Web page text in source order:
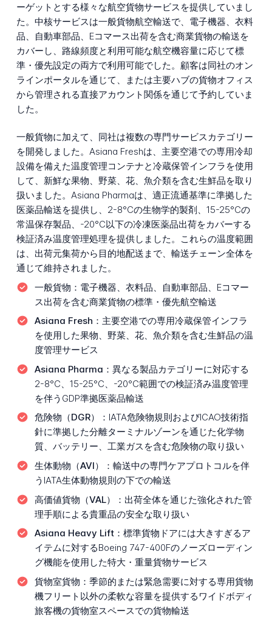
ーゲットとする様々な航空貨物サービスを提供していまし
た。中核サービスは一般貨物航空輸送で、電子機器、衣料
品、自動車部品、Eコマース出荷を含む商業貨物の輸送を
カバーし、路線頻度と利用可能な航空機容量に応じて標
準・優先設定の両方で利用可能でした。顧客は同社のオン
ラインポータルを通じて、または主要ハブの貨物オフィス
から管理される直接アカウント関係を通じて予約していま
した。
一般貨物に加えて、同社は複数の専門サービスカテゴリー
を開発しました。Asiana Freshは、主要空港での専用冷却
設備を備えた温度管理コンテナと冷蔵保管インフラを使用
して、新鮮な果物、野菜、花、魚介類を含む生鮮品を取り
扱いました。Asiana Pharmaは、適正流通基準に準拠した
医薬品輸送を提供し、2-8°Cの生物学的製剤、15-25°Cの
常温保存製品、-20°C以下の冷凍医薬品出荷をカバーする
検証済み温度管理処理を提供しました。これらの温度範囲
は、出荷元集荷から目的地配送まで、輸送チェーン全体を
通じて維持されました。
一般貨物： 電子機器、衣料品、自動車部品、Eコマー
ス出荷を含む商業貨物の標準・優先航空輸送
Asiana Fresh： 主要空港での専用冷蔵保管インフラ
を使用した果物、野菜、花、魚介類を含む生鮮品の温
度管理サービス
Asiana Pharma： 異なる製品カテゴリーに対応する
2-8°C、15-25°C、-20°C範囲での検証済み温度管理
を伴うGDP準拠医薬品輸送
危険物（DGR）： IATA危険物規則およびICAO技術指
針に準拠した分離ターミナルゾーンを通じた化学物
質、バッテリー、工業ガスを含む危険物の取り扱い
生体動物（AVI）： 輸送中の専門ケアプロトコルを伴
うIATA生体動物規則の下での輸送
高価値貨物（VAL）： 出荷全体を通じた強化された管
理手順による貴重品の安全な取り扱い
Asiana Heavy Lift： 標準貨物ドアには大きすぎるア
イテムに対するBoeing 747-400Fのノーズローディン
グ機能を使用した特大・重量貨物サービス
貨物室貨物： 季節的または緊急需要に対する専用貨物
機フリート以外の柔軟な容量を提供するワイドボディ
旅客機の貨物室スペースでの貨物輸送